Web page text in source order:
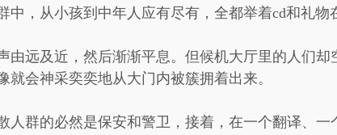
中，从小孩到中年人应有尽有，全都举着cd和礼物
由远及近，然后渐渐平息。但候机大厅里的人们
就会神采奕奕地从大门内被簇拥着出来。
人群的必然是保安和警卫，接着，在一个翻译、